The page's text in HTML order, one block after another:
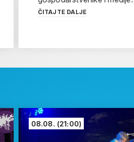
ČITAJTE DALJE
08.08. (21:00)